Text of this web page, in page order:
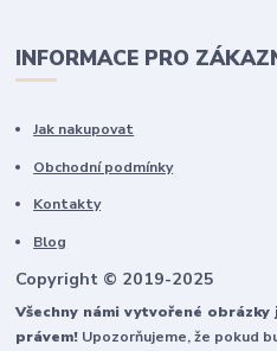
INFORMACE PRO
Jak nakupovat
Obchodní podmínky
Kontakty
Blog
Copyright © 2019-2025
Všechny námi vytvořené
právem! Upozorňujeme, že pokud